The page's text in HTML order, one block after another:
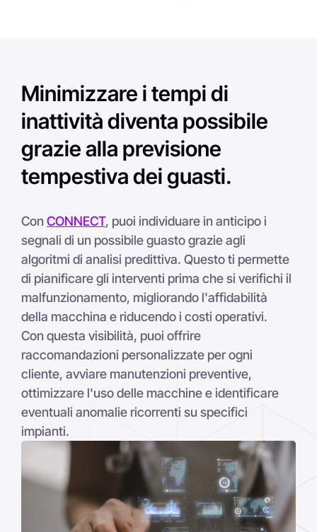
Minimizzare i tempi di
inattività diventa possibile
grazie alla previsione
tempestiva dei guasti.
Con CONNECT, puoi individuare in anticipo i
segnali di un possibile guasto grazie agli
algoritmi di analisi predittiva. Questo ti permette
di pianificare gli interventi prima che si verifichi il
malfunzionamento, migliorando l'affidabilità
della macchina e riducendo i costi operativi.
Con questa visibilità, puoi offrire
raccomandazioni personalizzate per ogni
cliente, avviare manutenzioni preventive,
ottimizzare l'uso delle macchine e identificare
eventuali anomalie ricorrenti su specifici
impianti.